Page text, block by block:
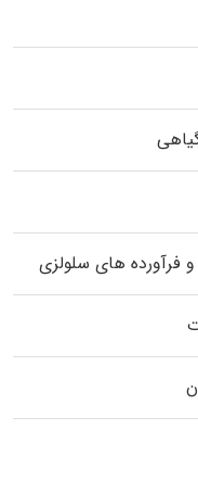
های سلولزی